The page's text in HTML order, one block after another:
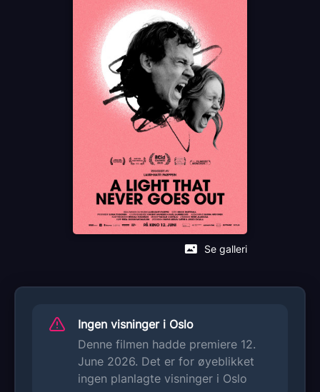
Se galleri
Anna Rosaliina Kauno
Jarkko Pajunen
Ingen visninger i Oslo
Denne filmen hadde premiere 12.
June 2026. Det er for øyeblikket
ingen planlagte visninger i Oslo